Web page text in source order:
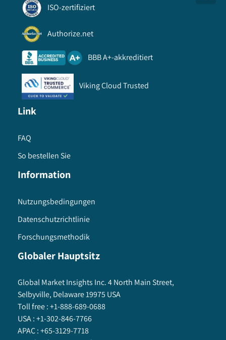
ISO-zertifiziert
Authorize.net
BBB A+-akkreditiert
Viking Cloud Trusted
Link
FAQ
So bestellen Sie
Information
Nutzungsbedingungen
Datenschutzrichtlinie
Forschungsmethodik
Globaler Hauptsitz
Global Market Insights Inc. 4 North Main Street,
Selbyville, Delaware 19975 USA
Toll free :+1-888-689-0688
USA :+1-302-846-7766
APAC :+65-3129-7718